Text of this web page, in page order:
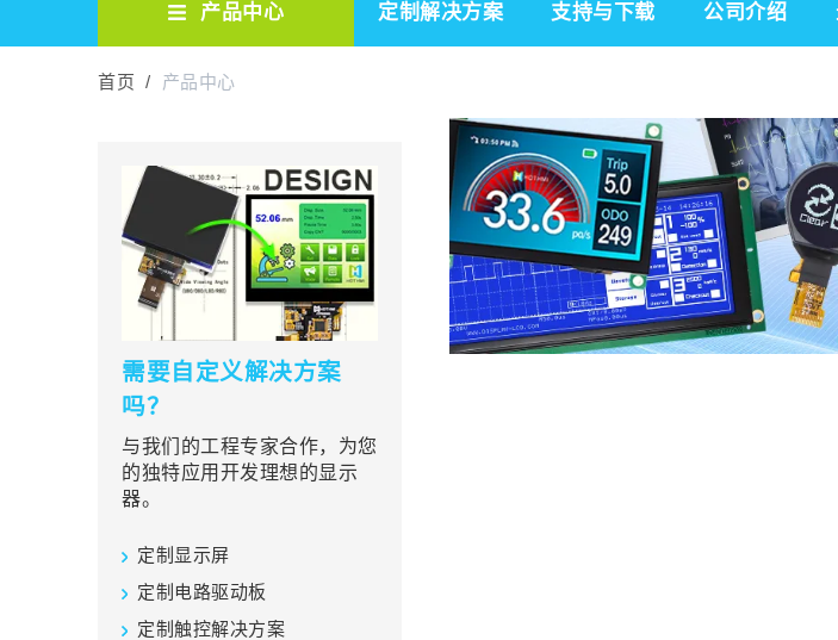
产品中心 定制解决方案 支持与下载 公司介绍
首页 / 产品中心
需要自定义解决方案
吗？
与我们的工程专家合作，为您
的独特应用开发理想的显示
器。
定制显示屏
定制电路驱动板
定制触控解决方案